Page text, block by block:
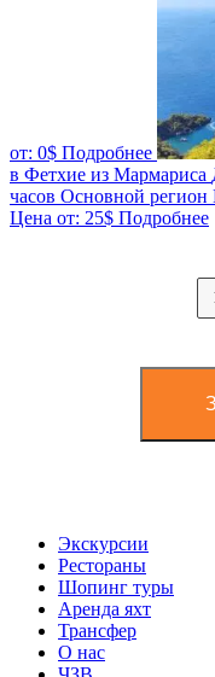
от: 0$ Подробнее
в Фетхие из Мармариса
часов Основной регион
Цена от: 25$ Подробнее
Экскурсии
Рестораны
Шопинг туры
Аренда яхт
Трансфер
О нас